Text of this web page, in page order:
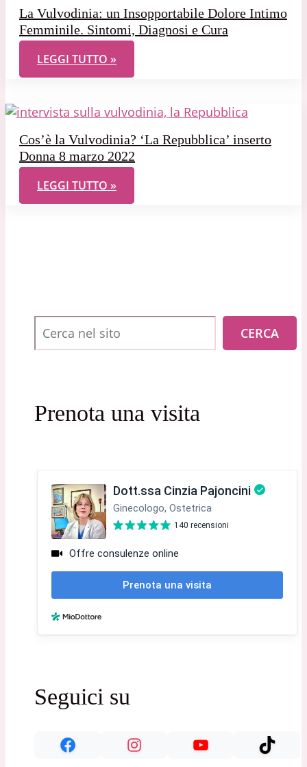
La Vulvodinia: un Insopportabile Dolore Intimo
Femminile. Sintomi, Diagnosi e Cura
LA VULVODINIA: UN INSOPPORTABILE DOLORE
LEGGI TUTTO »
Cos’è la Vulvodinia? ‘La Repubblica’ inserto
Donna 8 marzo 2022
COS’È LA VULVODINIA? ‘LA REPUBBLICA’
LEGGI TUTTO »
Cerca CERCA
Prenota una visita
Seguici su